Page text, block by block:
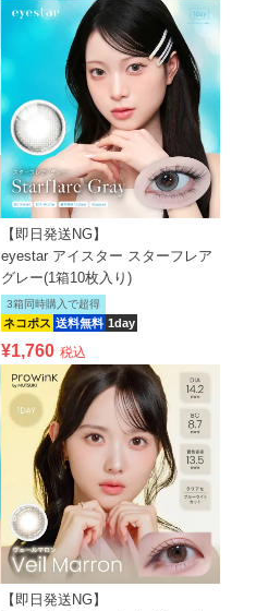
【即日発送NG】
eyestar アイスター スターフレア
グレー(1箱10枚入り)
ネコポス 送料無料 1day
3箱同時購入で超得
¥1,760 税込
【即日発送NG】